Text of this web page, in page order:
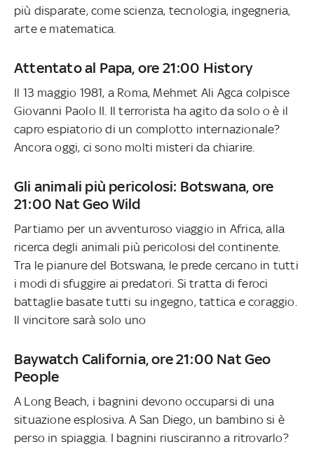
più disparate, come scienza, tecnologia, ingegneria,
arte e matematica.
Attentato al Papa, ore 21:00 History
Il 13 maggio 1981, a Roma, Mehmet Ali Agca colpisce
Giovanni Paolo II. Il terrorista ha agito da solo o è il
capro espiatorio di un complotto internazionale?
Ancora oggi, ci sono molti misteri da chiarire.
Gli animali più pericolosi: Botswana, ore
21:00 Nat Geo Wild
Partiamo per un avventuroso viaggio in Africa, alla
ricerca degli animali più pericolosi del continente.
Tra le pianure del Botswana, le prede cercano in tutti
i modi di sfuggire ai predatori. Si tratta di feroci
battaglie basate tutti su ingegno, tattica e coraggio.
Il vincitore sarà solo uno
Baywatch California, ore 21:00 Nat Geo
People
A Long Beach, i bagnini devono occuparsi di una
situazione esplosiva. A San Diego, un bambino si è
perso in spiaggia. I bagnini riusciranno a ritrovarlo?